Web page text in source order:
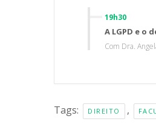
19h30
A LGPD e o
Com Dra.
Tags: DIREITO ,